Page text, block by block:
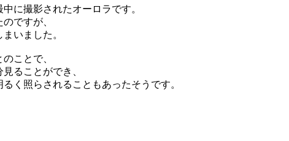
に撮影されたオーロラです。
ですが、
いました。
ことで、
ることができ、
く照らされることもあったそうです。